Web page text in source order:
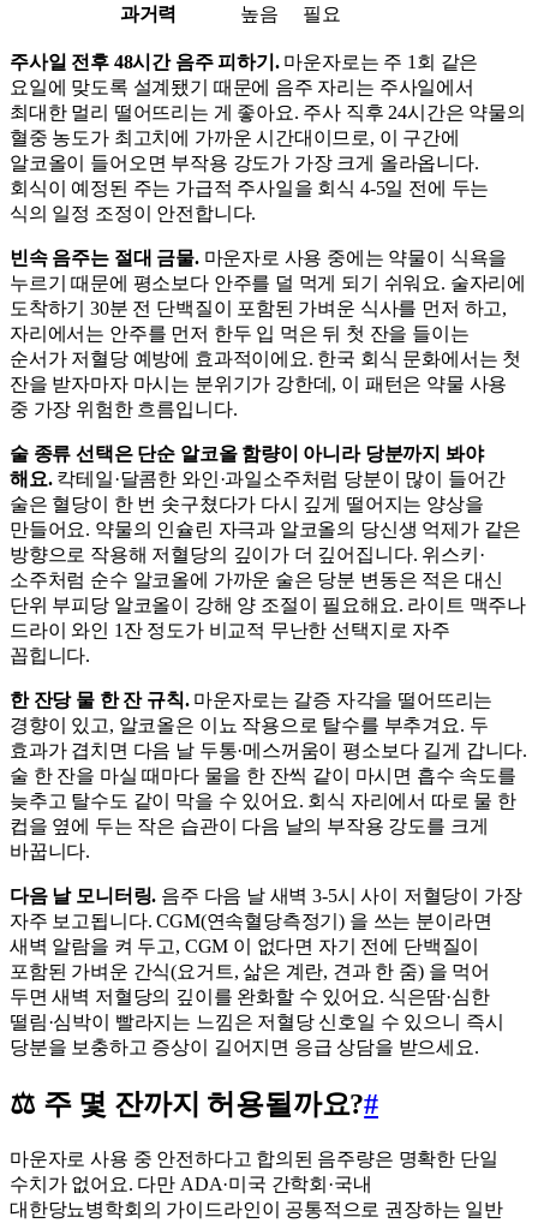
과거력 높음 필요
주사일 전후 48시간 음주 피하기.마운자로는 주 1회 같은
요일에 맞도록 설계됐기 때문에 음주 자리는 주사일에서
최대한 멀리 떨어뜨리는 게 좋아요. 주사 직후 24시간은 약물의
혈중 농도가 최고치에 가까운 시간대이므로, 이 구간에
알코올이 들어오면 부작용 강도가 가장 크게 올라옵니다.
회식이 예정된 주는 가급적 주사일을 회식 4-5일 전에 두는
식의 일정 조정이 안전합니다.
빈속 음주는 절대 금물.마운자로 사용 중에는 약물이 식욕을
누르기 때문에 평소보다 안주를 덜 먹게 되기 쉬워요. 술자리에
도착하기 30분 전 단백질이 포함된 가벼운 식사를 먼저 하고,
자리에서는 안주를 먼저 한두 입 먹은 뒤 첫 잔을 들이는
순서가 저혈당 예방에 효과적이에요. 한국 회식 문화에서는 첫
잔을 받자마자 마시는 분위기가 강한데, 이 패턴은 약물 사용
중 가장 위험한 흐름입니다.
술 종류 선택은 단순 알코올 함량이 아니라 당분까지 봐야
해요.칵테일·달콤한 와인·과일소주처럼 당분이 많이 들어간
술은 혈당이 한 번 솟구쳤다가 다시 깊게 떨어지는 양상을
만들어요. 약물의 인슐린 자극과 알코올의 당신생 억제가 같은
방향으로 작용해 저혈당의 깊이가 더 깊어집니다. 위스키·
소주처럼 순수 알코올에 가까운 술은 당분 변동은 적은 대신
단위 부피당 알코올이 강해 양 조절이 필요해요. 라이트 맥주나
드라이 와인 1잔 정도가 비교적 무난한 선택지로 자주
꼽힙니다.
한 잔당 물 한 잔 규칙.마운자로는 갈증 자각을 떨어뜨리는
경향이 있고, 알코올은 이뇨 작용으로 탈수를 부추겨요. 두
효과가 겹치면 다음 날 두통·메스꺼움이 평소보다 길게 갑니다.
술 한 잔을 마실 때마다 물을 한 잔씩 같이 마시면 흡수 속도를
늦추고 탈수도 같이 막을 수 있어요. 회식 자리에서 따로 물 한
컵을 옆에 두는 작은 습관이 다음 날의 부작용 강도를 크게
바꿉니다.
다음 날 모니터링. 음주 다음 날 새벽 3-5시 사이 저혈당이 가장
자주 보고됩니다. CGM(연속혈당측정기) 을 쓰는 분이라면
새벽 알람을 켜 두고, CGM 이 없다면 자기 전에 단백질이
포함된 가벼운 간식(요거트, 삶은 계란, 견과 한 줌) 을 먹어
두면 새벽 저혈당의 깊이를 완화할 수 있어요. 식은땀·심한
떨림·심박이 빨라지는 느낌은 저혈당 신호일 수 있으니 즉시
당분을 보충하고 증상이 길어지면 응급 상담을 받으세요.
⚖️ 주 몇 잔까지 허용될까요?#
마운자로 사용 중 안전하다고 합의된 음주량은 명확한 단일
수치가 없어요. 다만 ADA·미국 간학회·국내
대한당뇨병학회의 가이드라인이 공통적으로 권장하는 일반